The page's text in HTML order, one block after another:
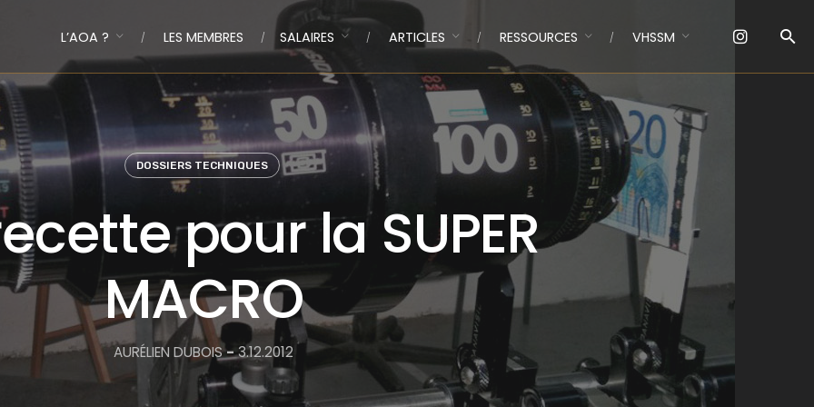
L’AOA ? LES MEMBRES SALAIRES ARTICLES RESSOURCES VHSSM
DOSSIERS TECHNIQUES
pour la SUPER
MACRO
AURÉLIEN DUBOIS-3.12.2012